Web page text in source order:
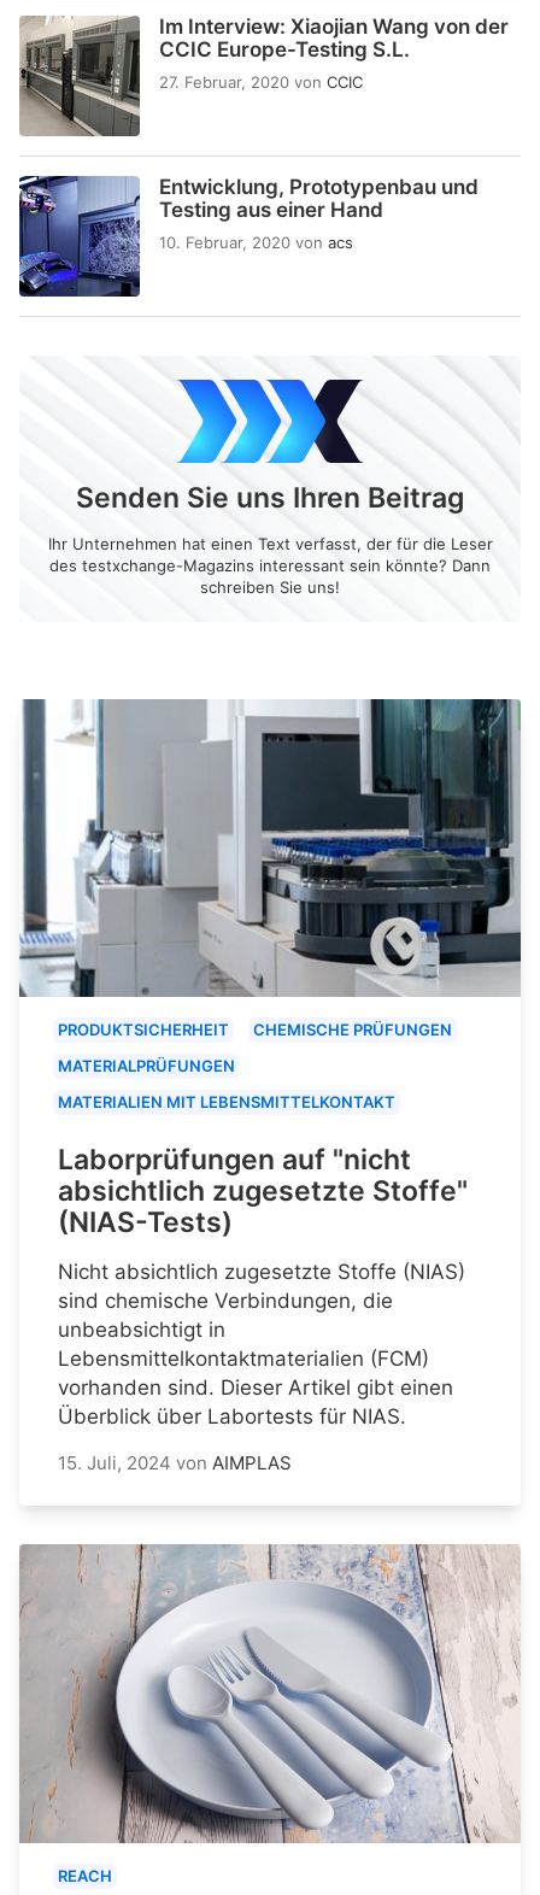
Im Interview: Xiaojian Wang von der
CCIC Europe-Testing S.L.
27. Februar, 2020 von CCIC
Entwicklung, Prototypenbau und
Testing aus einer Hand
10. Februar, 2020 von acs
Senden Sie uns Ihren Beitrag
Ihr Unternehmen hat einen Text verfasst, der für die Leser
des testxchange-Magazins interessant sein könnte? Dann
schreiben Sie uns!
PRODUKTSICHERHEIT
CHEMISCHE PRÜFUNGEN
MATERIALPRÜFUNGEN
MATERIALIEN MIT LEBENSMITTELKONTAKT
Laborprüfungen auf "nicht
absichtlich zugesetzte Stoffe"
(NIAS-Tests)
Nicht absichtlich zugesetzte Stoffe (NIAS)
sind chemische Verbindungen, die
unbeabsichtigt in
Lebensmittelkontaktmaterialien (FCM)
vorhanden sind. Dieser Artikel gibt einen
Überblick über Labortests für NIAS.
15. Juli, 2024 von AIMPLAS
REACH